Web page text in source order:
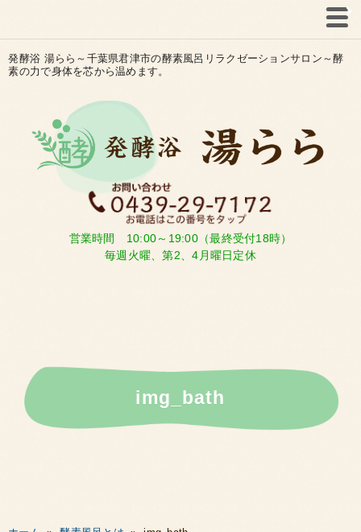
発酵浴 湯らら～千葉県君津市の酵素風呂リラクゼーションサロン～酵
素の力で身体を芯から温めます。
営業時間 10:00～19:00（最終受付18時）
毎週火曜、第2、4月曜日定休
img_bath